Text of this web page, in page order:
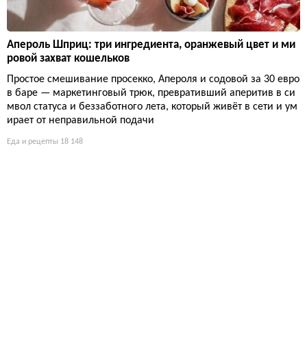
Апероль Шприц: три ингредиента, оранжевый цвет и ми
ровой захват кошельков
Простое смешивание просекко, Апероля и содовой за 30 евро
в баре — маркетинговый трюк, превративший аперитив в си
мвол статуса и беззаботного лета, который живёт в сети и ум
ирает от неправильной подачи
Еда и рецепты 18 148